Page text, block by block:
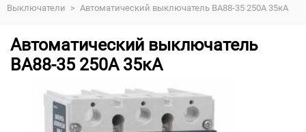
Выключатели > Автоматический выключатель ВА88-35 250А 35кА
Автоматический выключатель
ВА88-35 250А 35кА